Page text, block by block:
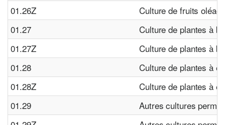
01.26Z
Culture de fruits
01.27
Culture de plantes à
01.27Z
Culture de plantes à
01.28
Culture de plantes à
01.28Z
Culture de plantes à
01.29
Autres cultures